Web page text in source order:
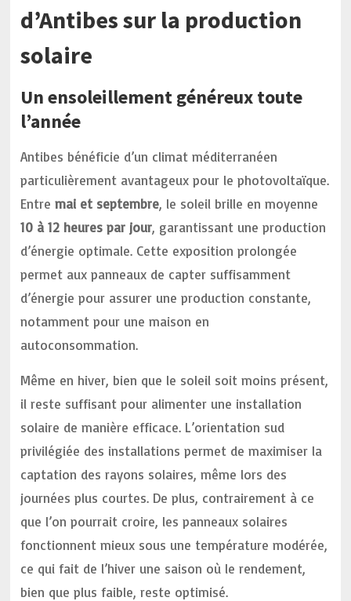
d’Antibes sur la production
solaire
Un ensoleillement généreux toute
l’année
Antibes bénéficie d’un climat méditerranéen
particulièrement avantageux pour le photovoltaïque.
Entremai et septembre, le soleil brille en moyenne
10 à 12 heures par jour, garantissant une production
d’énergie optimale. Cette exposition prolongée
permet aux panneaux de capter suffisamment
d’énergie pour assurer une production constante,
notamment pour une maison en
autoconsommation.
Même en hiver, bien que le soleil soit moins présent,
il reste suffisant pour alimenter une installation
solaire de manière efficace. L’orientation sud
privilégiée des installations permet de maximiser la
captation des rayons solaires, même lors des
journées plus courtes. De plus, contrairement à ce
que l’on pourrait croire, les panneaux solaires
fonctionnent mieux sous une température modérée,
ce qui fait de l’hiver une saison où le rendement,
bien que plus faible, reste optimisé.